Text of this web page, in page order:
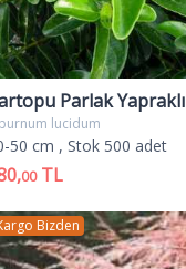
Parlak Yapraklı
lucidum
50 cm , Stok 500 adet
00TL
Bizden